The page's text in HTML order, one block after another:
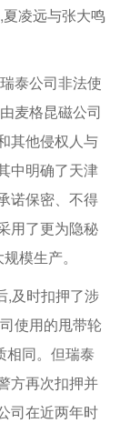
凌远与张大鸣
泰公司非法使
麦格昆磁公司
其他侵权人与
中明确了天津
诺保密、不得
用了更为隐秘
模生产。
及时扣押了涉
使用的甩带轮
相同。但瑞泰
方再次扣押并
司在近两年时